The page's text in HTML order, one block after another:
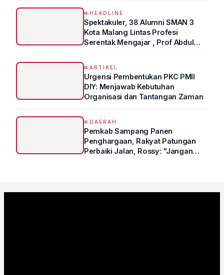
HEADLINE
Spektakuler, 38 Alumni SMAN 3
Kota Malang Lintas Profesi
Serentak Mengajar , Prof Abdul
ARTIKEL
Urgensi Pembentukan PKC PMII
DIY: Menjawab Kebutuhan
Organisasi dan Tantangan Zaman
DAERAH
Pemkab Sampang Panen
Penghargaan, Rakyat Patungan
Perbaiki Jalan, Rossy: "Jangan